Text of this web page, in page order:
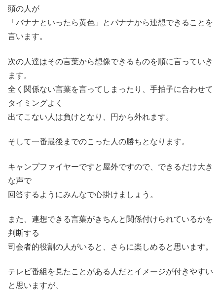
頭の人が
「バナナといったら黄色」とバナナから連想できることを
言います。
次の人達はその言葉から想像できるものを順に言っていき
ます。
全く関係ない言葉を言ってしまったり、手拍子に合わせて
タイミングよく
出てこない人は負けとなり、円から外れます。
そして一番最後までのこった人の勝ちとなります。
キャンプファイヤーですと屋外ですので、できるだけ大き
な声で
回答するようにみんなで心掛けましょう。
また、連想できる言葉がきちんと関係付けられているかを
判断する
司会者的役割の人がいると、さらに楽しめると思います。
テレビ番組を見たことがある人だとイメージが付きやすい
と思いますが、